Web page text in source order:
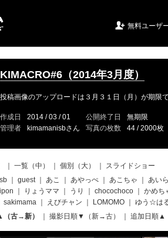
 無料ユーザ
KIMACRO#6（2014年3月度）
投稿画像のアップロードは３月３１日（月）が期限で
作成日 2014 / 03 / 01 公開終了日 無期限
管理者
kimamanisbさん 写真の枚数 44 / 2000枚
一覧（中） 個別（大）
スライドショー
guest｜ あこ あやっぺ あこちゃ あい
りょうママ うり chocochoco かめち
sakimama えびチャン LOMOMO ゆう☆は
古→新）
撮影日順▼（新→古） 追加日順▲